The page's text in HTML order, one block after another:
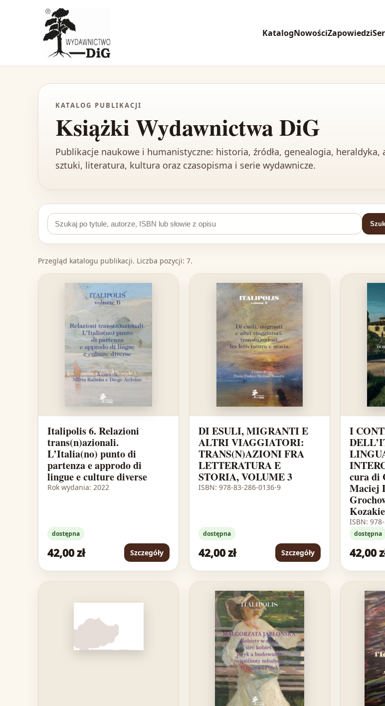
KatalogNowościZapowiedzi
KATALOG PUBLIKACJI
Książki Wydawnictwa DiG
Publikacje naukowe i humanistyczne: historia, źródła, genealogia,
sztuki, literatura, kultura oraz czasopisma i serie wydawnicze.
Przegląd katalogu publikacji. Liczba pozycji: 7.
Italipolis 6. Relazioni
trans(n)azionali.
L’Italia(no) punto di
partenza e approdo di
lingue e culture diverse
Rok wydania: 2022
dostępna
42,00 zł Szczegóły
DI ESULI, MIGRANTI E
ALTRI VIAGGIATORI:
TRANS(N)AZIONI FRA
LETTERATURA E
STORIA, VOLUME 3
ISBN: 978-83-286-0136-9
dostępna
42,00 zł Szczegóły
I
cura di
Maciej
ISBN:
dostępna
42,00